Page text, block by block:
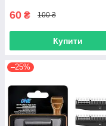
60 ₴ 100 ₴
Купити
–25%